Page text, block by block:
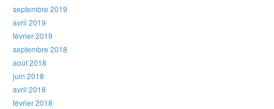
septembre 2019
avril 2019
février 2019
septembre 2018
août 2018
juin 2018
avril 2018
février 2018